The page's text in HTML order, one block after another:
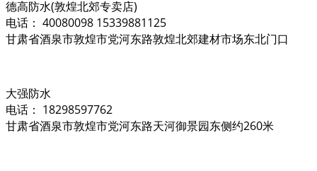
德高防水(敦煌北郊专卖店)
电话： 40080098 15339881125
甘肃省酒泉市敦煌市党河东路敦煌北郊建材市场东北门口
大强防水
电话： 18298597762
甘肃省酒泉市敦煌市党河东路天河御景园东侧约260米